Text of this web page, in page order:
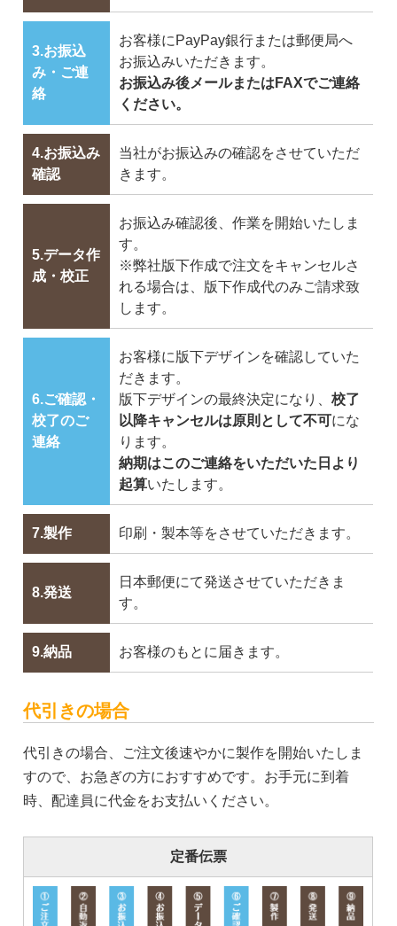
3.お振込
み・ご連
絡
お客様にPayPay銀行または郵便局へ
お振込みいただきます。
お振込み後メールまたはFAXでご連絡
ください。
4.お振込み
確認
当社がお振込みの確認をさせていただ
きます。
5.データ作
成・校正
お振込み確認後、作業を開始いたしま
す。
※弊社版下作成で注文をキャンセルさ
れる場合は、版下作成代のみご請求致
します。
6.ご確認・
校了のご
連絡
お客様に版下デザインを確認していた
だきます。
版下デザインの最終決定になり、校了
以降キャンセルは原則として不可にな
ります。
納期はこのご連絡をいただいた日より
起算いたします。
7.製作 印刷・製本等をさせていただきます。
8.発送
日本郵便にて発送させていただきま
す。
9.納品 お客様のもとに届きます。
代引きの場合
代引きの場合、ご注文後速やかに製作を開始いたしま
すので、お急ぎの方におすすめです。お手元に到着
時、配達員に代金をお支払いください。
定番伝票